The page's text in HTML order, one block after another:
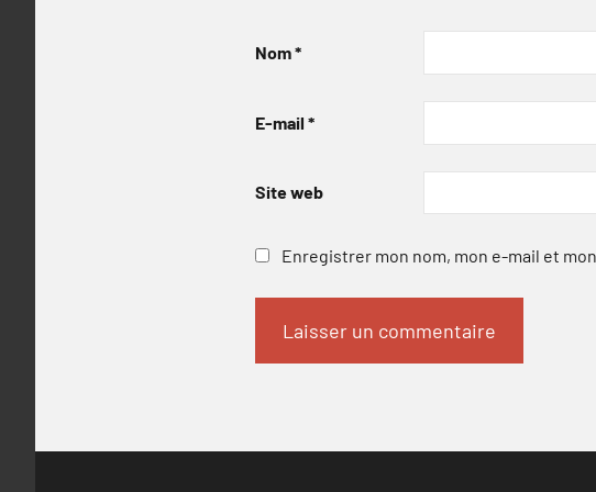
Nom*
E-mail *
Site web
Enregistrer mon nom, mon e-mail et